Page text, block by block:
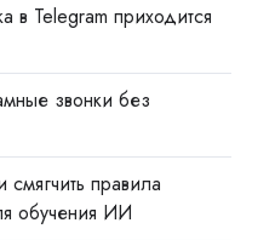
в Telegram приходится
звонки без
правила
обучения ИИ